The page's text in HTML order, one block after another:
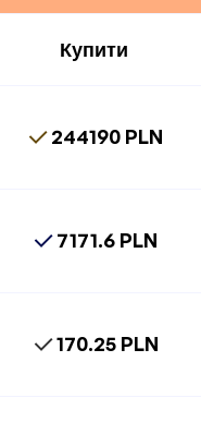
Купити
244190 PLN
7171.6 PLN
170.25 PLN